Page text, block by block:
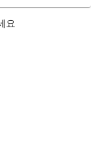
요